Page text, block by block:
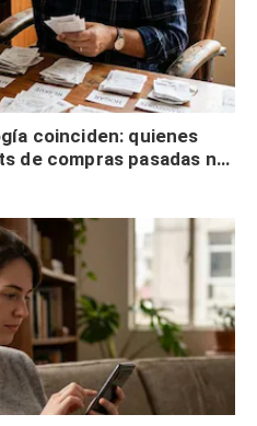
coinciden: quienes
de compras pasadas no
tienen necesidad de